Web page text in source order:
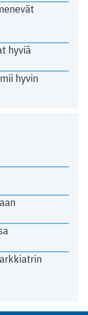
hyviä
hyvin